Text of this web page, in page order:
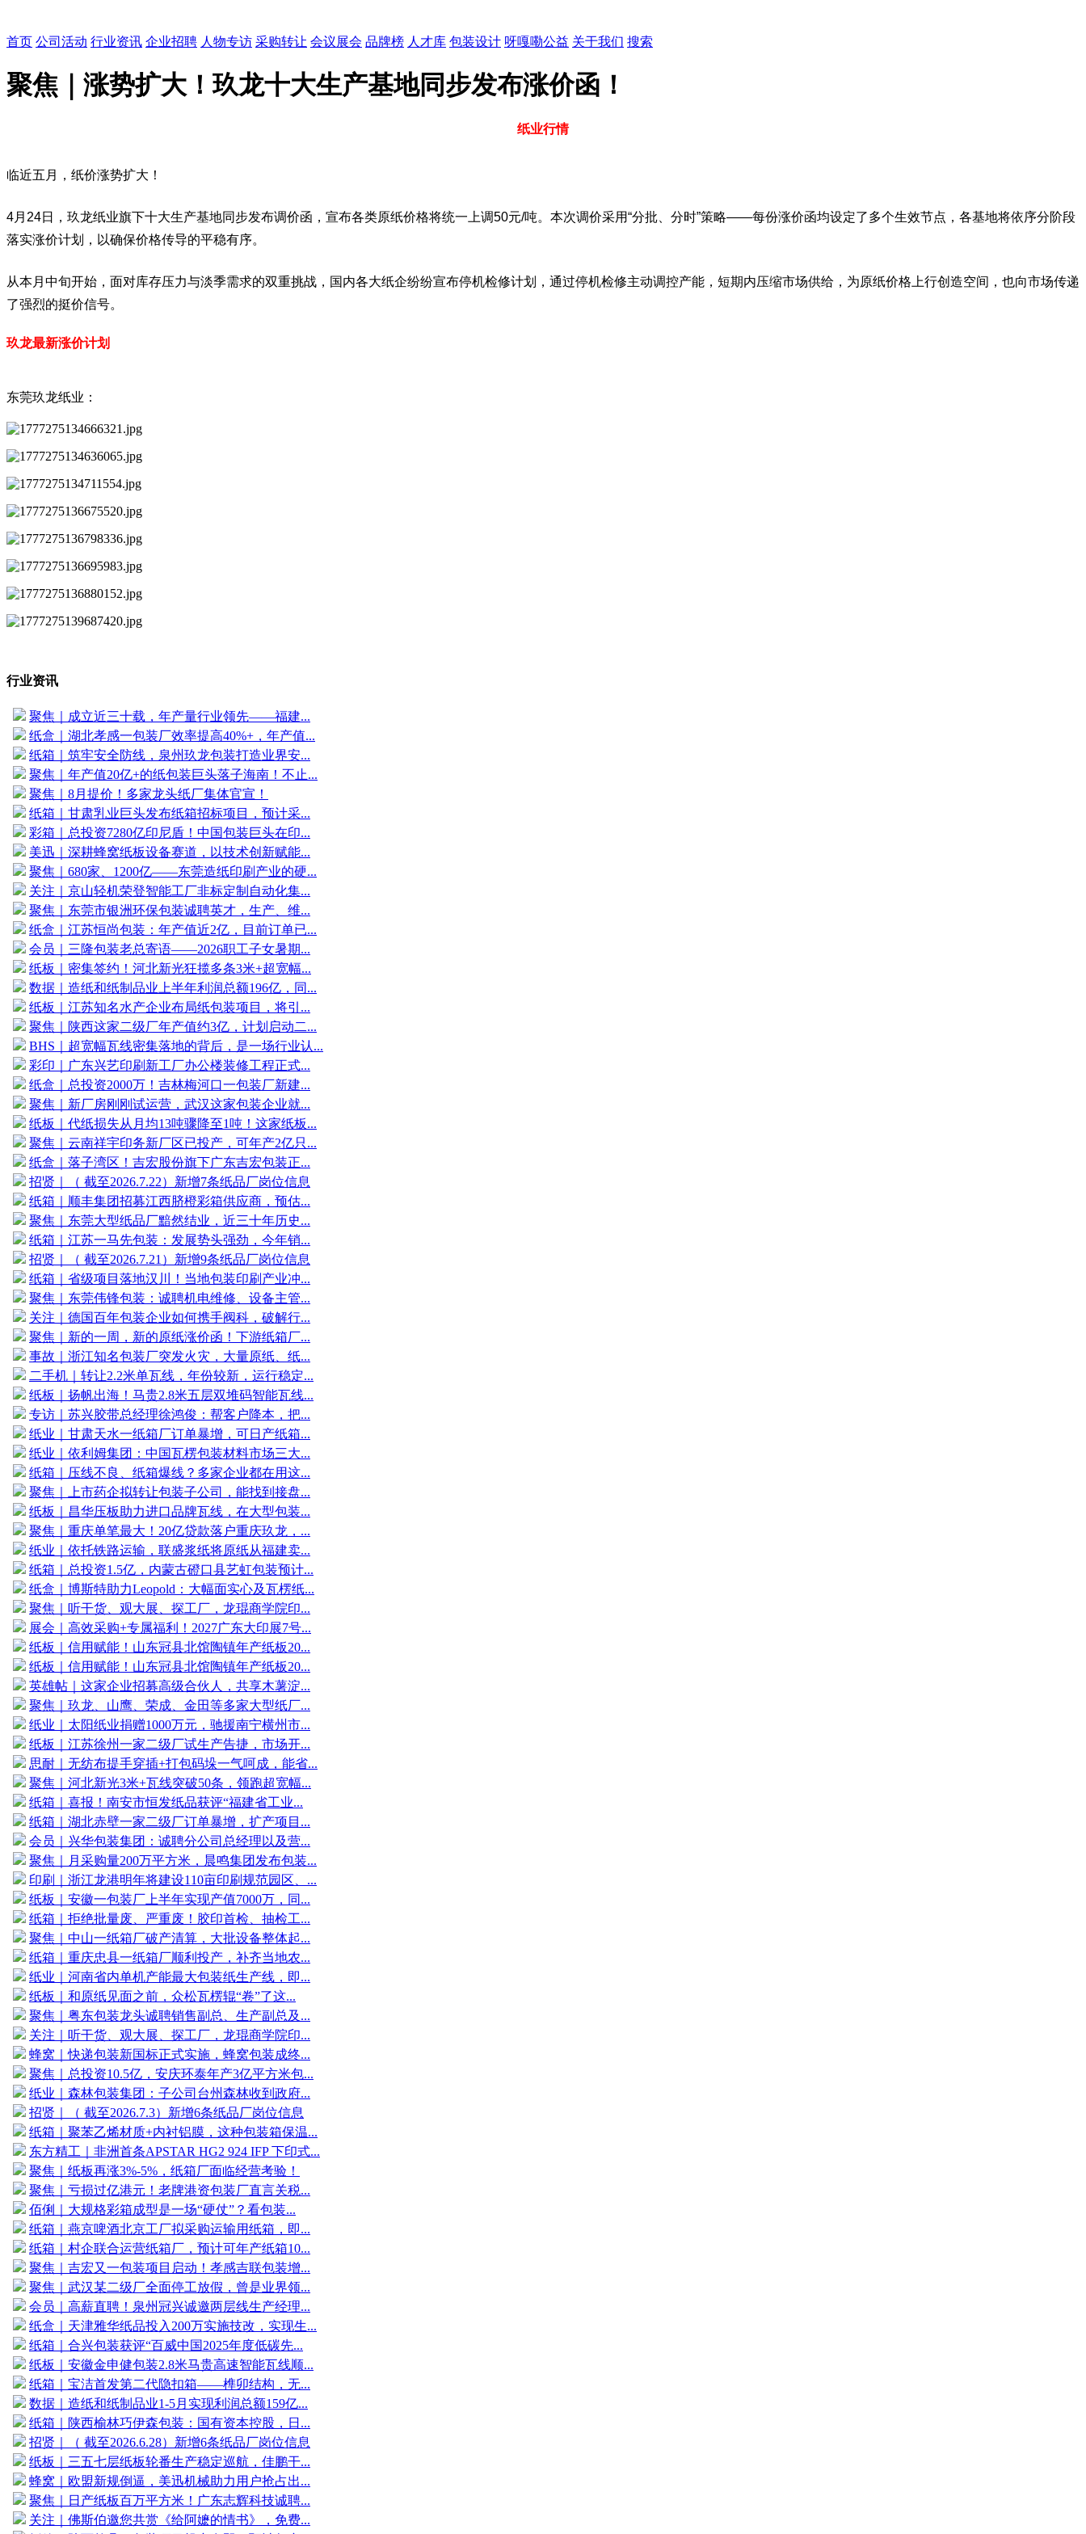
首页 公司活动 行业资讯 企业招聘 人物专访 采购转让 会议展会 品牌榜 人才库 包装设计 呀嘎嘞公益 关于我们 搜索
聚焦｜涨势扩大！玖龙十大生产基地同步发布涨价函！
纸业行情
临近五月，纸价涨势扩大！
4月24日，玖龙纸业旗下十大生产基地同步发布调价函，宣布各类原纸价格将统一上调50元/吨。本次调价采用“分批、分时”策略——每份涨价函均设定了多个生效节点，各基地将依序分阶段
落实涨价计划，以确保价格传导的平稳有序。
从本月中旬开始，面对库存压力与淡季需求的双重挑战，国内各大纸企纷纷宣布停机检修计划，通过停机检修主动调控产能，短期内压缩市场供给，为原纸价格上行创造空间，也向市场传递
了强烈的挺价信号。
玖龙最新涨价计划
东莞玖龙纸业：
行业资讯
聚焦｜成立近三十载，年产量行业领先——福建...
纸盒｜湖北孝感一包装厂效率提高40%+，年产值...
纸箱｜筑牢安全防线，泉州玖龙包装打造业界安...
聚焦｜年产值20亿+的纸包装巨头落子海南！不止...
聚焦｜8月提价！多家龙头纸厂集体官宣！
纸箱｜甘肃乳业巨头发布纸箱招标项目，预计采...
彩箱｜总投资7280亿印尼盾！中国包装巨头在印...
美迅｜深耕蜂窝纸板设备赛道，以技术创新赋能...
聚焦｜680家、1200亿——东莞造纸印刷产业的硬...
关注｜京山轻机荣登智能工厂非标定制自动化集...
聚焦｜东莞市银洲环保包装诚聘英才，生产、维...
纸盒｜江苏恒尚包装：年产值近2亿，目前订单已...
会员｜三隆包装老总寄语——2026职工子女暑期...
纸板｜密集签约！河北新光狂揽多条3米+超宽幅...
数据｜造纸和纸制品业上半年利润总额196亿，同...
纸板｜江苏知名水产企业布局纸包装项目，将引...
聚焦｜陕西这家二级厂年产值约3亿，计划启动二...
BHS｜超宽幅瓦线密集落地的背后，是一场行业认...
彩印｜广东兴艺印刷新工厂办公楼装修工程正式...
纸盒｜总投资2000万！吉林梅河口一包装厂新建...
聚焦｜新厂房刚刚试运营，武汉这家包装企业就...
纸板｜代纸损失从月均13吨骤降至1吨！这家纸板...
聚焦｜云南祥宇印务新厂区已投产，可年产2亿只...
纸盒｜落子湾区！吉宏股份旗下广东吉宏包装正...
招贤｜（ 截至2026.7.22）新增7条纸品厂岗位信息
纸箱｜顺丰集团招募江西脐橙彩箱供应商，预估...
聚焦｜东莞大型纸品厂黯然结业，近三十年历史...
纸箱｜江苏一马先包装：发展势头强劲，今年销...
招贤｜（ 截至2026.7.21）新增9条纸品厂岗位信息
纸箱｜省级项目落地汉川！当地包装印刷产业冲...
聚焦｜东莞伟锋包装：诚聘机电维修、设备主管...
关注｜德国百年包装企业如何携手阀科，破解行...
聚焦｜新的一周，新的原纸涨价函！下游纸箱厂...
事故｜浙江知名包装厂突发火灾，大量原纸、纸...
二手机｜转让2.2米单瓦线，年份较新，运行稳定...
纸板｜扬帆出海！马贵2.8米五层双堆码智能瓦线...
专访｜苏兴胶带总经理徐鸿俊：帮客户降本，把...
纸业｜甘肃天水一纸箱厂订单暴增，可日产纸箱...
纸业｜依利姆集团：中国瓦楞包装材料市场三大...
纸箱｜压线不良、纸箱爆线？多家企业都在用这...
聚焦｜上市药企拟转让包装子公司，能找到接盘...
纸板｜昌华压板助力进口品牌瓦线，在大型包装...
聚焦｜重庆单笔最大！20亿贷款落户重庆玖龙，...
纸业｜依托铁路运输，联盛浆纸将原纸从福建卖...
纸箱｜总投资1.5亿，内蒙古磴口县艺虹包装预计...
纸盒｜博斯特助力Leopold：大幅面实心及瓦楞纸...
聚焦｜听干货、观大展、探工厂，龙琨商学院印...
展会｜高效采购+专属福利！2027广东大印展7号...
纸板｜信用赋能！山东冠县北馆陶镇年产纸板20...
纸板｜信用赋能！山东冠县北馆陶镇年产纸板20...
英雄帖｜这家企业招募高级合伙人，共享木薯淀...
聚焦｜玖龙、山鹰、荣成、金田等多家大型纸厂...
纸业｜太阳纸业捐赠1000万元，驰援南宁横州市...
纸板｜江苏徐州一家二级厂试生产告捷，市场开...
思耐｜无纺布提手穿插+打包码垛一气呵成，能省...
聚焦｜河北新光3米+瓦线突破50条，领跑超宽幅...
纸箱｜喜报！南安市恒发纸品获评“福建省工业...
纸箱｜湖北赤壁一家二级厂订单暴增，扩产项目...
会员｜兴华包装集团：诚聘分公司总经理以及营...
聚焦｜月采购量200万平方米，晨鸣集团发布包装...
印刷｜浙江龙港明年将建设110亩印刷规范园区、...
纸板｜安徽一包装厂上半年实现产值7000万，同...
纸箱｜拒绝批量废、严重废！胶印首检、抽检工...
聚焦｜中山一纸箱厂破产清算，大批设备整体起...
纸箱｜重庆忠县一纸箱厂顺利投产，补齐当地农...
纸业｜河南省内单机产能最大包装纸生产线，即...
纸板｜和原纸见面之前，众松瓦楞辊“卷”了这...
聚焦｜粤东包装龙头诚聘销售副总、生产副总及...
关注｜听干货、观大展、探工厂，龙琨商学院印...
蜂窝｜快递包装新国标正式实施，蜂窝包装成终...
聚焦｜总投资10.5亿，安庆环泰年产3亿平方米包...
纸业｜森林包装集团：子公司台州森林收到政府...
招贤｜（ 截至2026.7.3）新增6条纸品厂岗位信息
纸箱｜聚苯乙烯材质+内衬铝膜，这种包装箱保温...
东方精工｜非洲首条APSTAR HG2 924 IFP 下印式...
聚焦｜纸板再涨3%-5%，纸箱厂面临经营考验！
聚焦｜亏损过亿港元！老牌港资包装厂直言关税...
佰俐｜大规格彩箱成型是一场“硬仗”？看包装...
纸箱｜燕京啤酒北京工厂拟采购运输用纸箱，即...
纸箱｜村企联合运营纸箱厂，预计可年产纸箱10...
聚焦｜吉宏又一包装项目启动！孝感吉联包装增...
聚焦｜武汉某二级厂全面停工放假，曾是业界领...
会员｜高薪直聘！泉州冠兴诚邀两层线生产经理...
纸盒｜天津雅华纸品投入200万实施技改，实现生...
纸箱｜合兴包装获评“百威中国2025年度低碳先...
纸板｜安徽金申健包装2.8米马贵高速智能瓦线顺...
纸箱｜宝洁首发第二代隐扣箱——榫卯结构，无...
数据｜造纸和纸制品业1-5月实现利润总额159亿...
纸箱｜陕西榆林巧伊森包装：国有资本控股，日...
招贤｜（ 截至2026.6.28）新增6条纸品厂岗位信息
纸板｜三五七层纸板轮番生产稳定巡航，佳鹏干...
蜂窝｜欧盟新规倒逼，美迅机械助力用户抢占出...
聚焦｜日产纸板百万平方米！广东志辉科技诚聘...
关注｜佛斯伯邀您共赏《给阿嬷的情书》，免费...